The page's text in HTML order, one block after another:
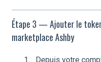
Étape 3 — Ajouter le
marketplace Ashby
Depuis votre